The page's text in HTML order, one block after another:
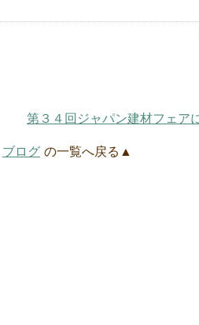
第３４回ジャパン建材フェア
ブログ の一覧へ戻る▲